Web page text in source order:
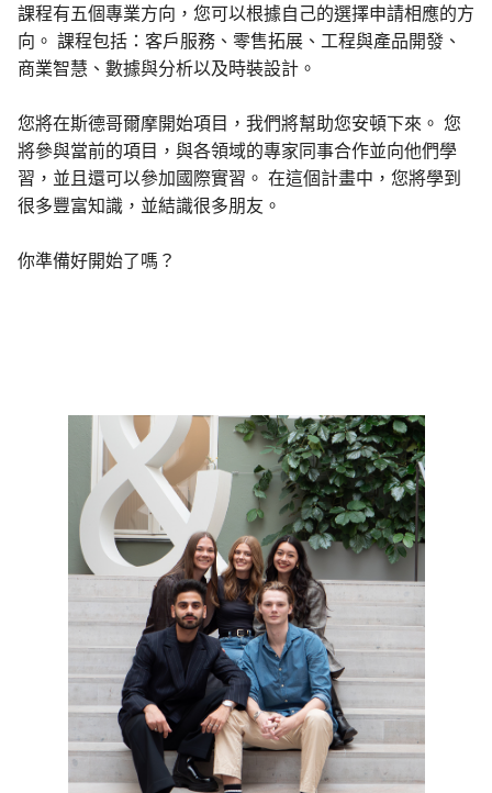
課程有五個專業方向，您可以根據自己的選擇申請相應的方
向。 課程包括：客戶服務、零售拓展、工程與產品開發、
商業智慧、數據與分析以及時裝設計。
您將在斯德哥爾摩開始項目，我們將幫助您安頓下來。 您
將參與當前的項目，與各領域的專家同事合作並向他們學
習，並且還可以參加國際實習。 在這個計畫中，您將學到
很多豐富知識，並結識很多朋友。
你準備好開始了嗎？